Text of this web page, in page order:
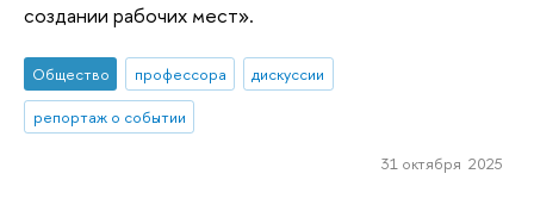
создании рабочих мест».
Общество профессора
дискуссии
репортаж о событии
31 октября 2025